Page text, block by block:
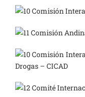
Comisión
Comisión
Comisión
Drogas – CICAD
Comité